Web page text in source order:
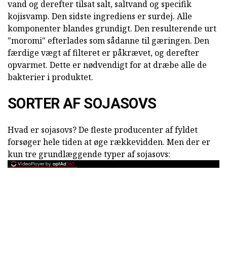
vand og derefter tilsat salt, saltvand og specifik
kojisvamp. Den sidste ingrediens er surdej. Alle
komponenter blandes grundigt. Den resulterende urt
"moromi" efterlades som sådanne til gæringen. Den
færdige vægt af filteret er påkrævet, og derefter
opvarmet. Dette er nødvendigt for at dræbe alle de
bakterier i produktet.
SORTER AF SOJASOVS
Hvad er sojasovs? De fleste producenter af fyldet
forsøger hele tiden at øge rækkevidden. Men der er
kun tre grundlæggende typer af sojasovs: